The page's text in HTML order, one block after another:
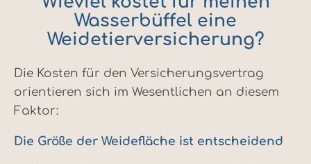
Wasserbüffel eine
Weidetierversicherung?
Die Kosten für den Versicherungsvertrag
orientieren sich im Wesentlichen an diesem
Faktor:
Die Größe der Weidefläche ist entscheidend